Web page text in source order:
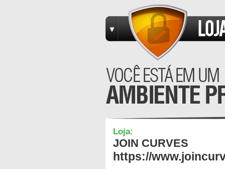
Loja:
JOIN CURVES
https://